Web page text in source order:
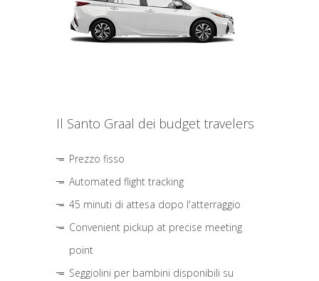
Il Santo Graal dei budget travelers
Prezzo fisso
Automated flight tracking
45 minuti di attesa dopo l'atterraggio
Convenient pickup at precise meeting
point
Seggiolini per bambini disponibili su